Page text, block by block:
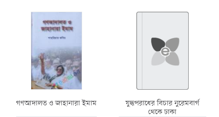
গণআদালত ও জাহানারা ইমাম
যুদ্ধপরাধের বিচার নুরেমবার্গ
থেকে ঢাকা